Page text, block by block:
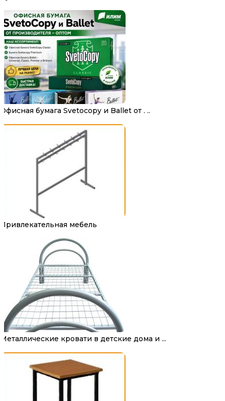
Офисная бумага Svetocopy и Ballet от . ..
Привлекательная мебель
Металлические кровати в детские дома и ...